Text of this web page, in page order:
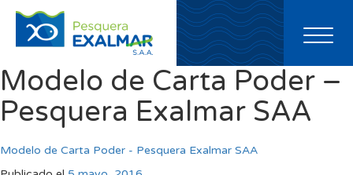
Toggle
Modelo de Carta Poder –
Pesquera Exalmar SAA
Modelo de Carta Poder - Pesquera Exalmar SAA